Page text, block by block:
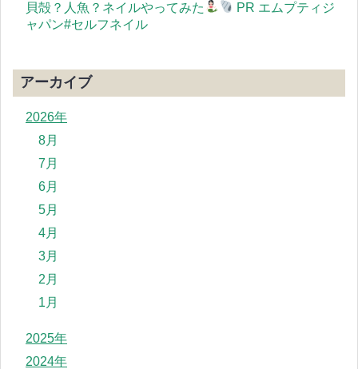
貝殻？人魚？ネイルやってみた
PR エムプティジ
ャパン#セルフネイル
アーカイブ
2026年
8月
7月
6月
5月
4月
3月
2月
1月
2025年
2024年